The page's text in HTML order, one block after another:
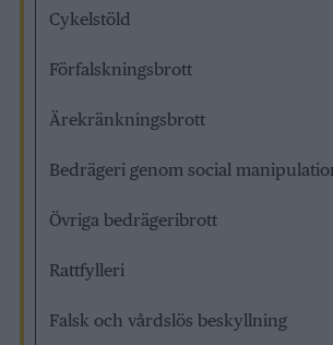
Cykelstöld
Förfalskningsbrott
Ärekränkningsbrott
Bedrägeri genom social
Övriga bedrägeribrott
Rattfylleri
Falsk och vårdslös beskyllning